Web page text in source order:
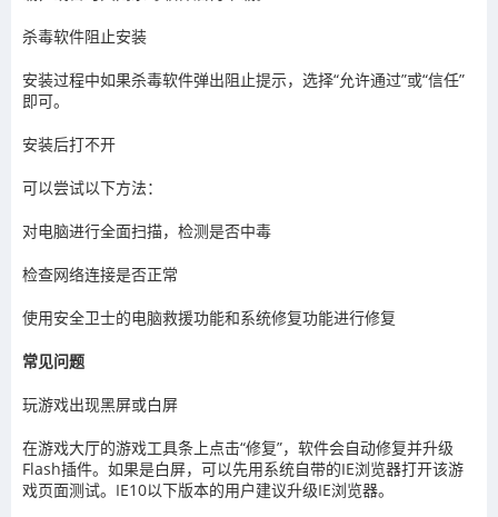
杀毒软件阻止安装
安装过程中如果杀毒软件弹出阻止提示，选择“允许通过”或“信任”
即可。
安装后打不开
可以尝试以下方法：
对电脑进行全面扫描，检测是否中毒
检查网络连接是否正常
使用安全卫士的电脑救援功能和系统修复功能进行修复
常见问题
玩游戏出现黑屏或白屏
在游戏大厅的游戏工具条上点击“修复”，软件会自动修复并升级
Flash插件。如果是白屏，可以先用系统自带的IE浏览器打开该游
戏页面测试。IE10以下版本的用户建议升级IE浏览器。